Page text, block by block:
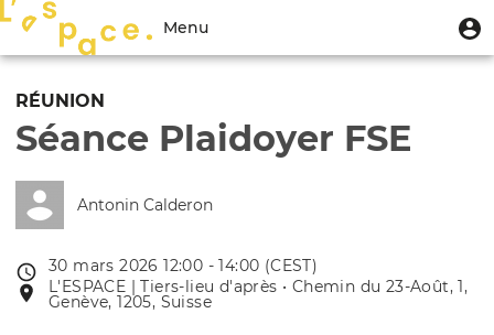
contenu
Menu
du
compte
de
l'utilisateur
Menu
Toggle
RÉUNION
Séance Plaidoyer FSE
Antonin Calderon
Date
de
l'évênement
30 mars 2026 12:00 - 14:00 (CEST)
Lieu
de
L'ESPACE | Tiers-lieu d'après • Chemin du 23-Août, 1,
Genève, 1205, Suisse